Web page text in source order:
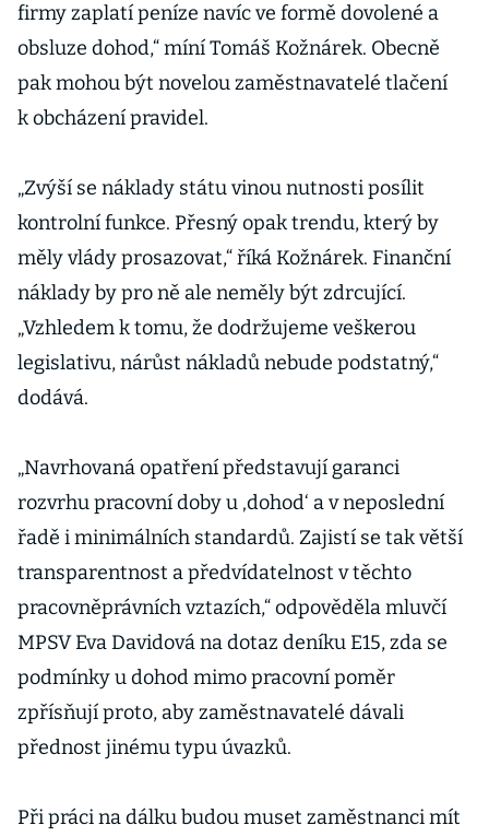
firmy zaplatí peníze navíc ve formě dovolené a
obsluze dohod,“ míní Tomáš Kožnárek. Obecně
pak mohou být novelou zaměstnavatelé tlačení
k obcházení pravidel.
„Zvýší se náklady státu vinou nutnosti posílit
kontrolní funkce. Přesný opak trendu, který by
měly vlády prosazovat,“ říká Kožnárek. Finanční
náklady by pro ně ale neměly být zdrcující.
„Vzhledem k tomu, že dodržujeme veškerou
legislativu, nárůst nákladů nebude podstatný,“
dodává.
„Navrhovaná opatření představují garanci
rozvrhu pracovní doby u ‚dohod‘ a v neposlední
řadě i minimálních standardů. Zajistí se tak větší
transparentnost a předvídatelnost v těchto
pracovněprávních vztazích,“ odpověděla mluvčí
MPSV Eva Davidová na dotaz deníku E15, zda se
podmínky u dohod mimo pracovní poměr
zpřísňují proto, aby zaměstnavatelé dávali
přednost jinému typu úvazků.
Při práci na dálku budou muset zaměstnanci mít